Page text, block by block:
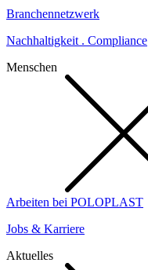
Branchennetzwerk
Nachhaltigkeit . Compliance
Menschen
Arbeiten bei POLOPLAST
Jobs & Karriere
Aktuelles